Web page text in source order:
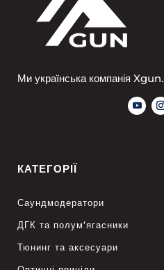
Ми українська компанія Xgun.
КАТЕГОРІЇ
Саундмодератори
ДГК та полум’ягасники
Тюнинг та аксесуари